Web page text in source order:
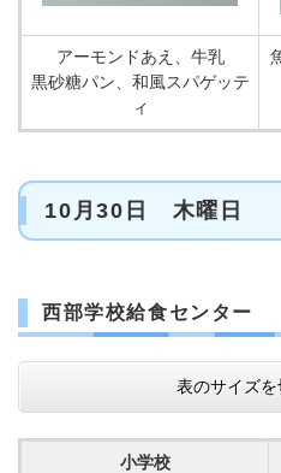
アーモンドあえ、牛乳
黒砂糖パン、和風スパゲッテ
ィ
10月30日 木曜日
西部学校給食センター
表のサイズを
小学校